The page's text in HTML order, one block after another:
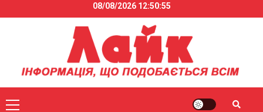
to
08/08/2026 12:50:55
Primary